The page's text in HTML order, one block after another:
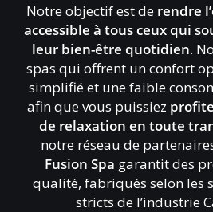
Notre objectif est de rendre
accessible à tous ceux qui
leur bien-être quotidien.
spas qui offrent un confort
simplifié et une faible
afin que vous puissiez
de relaxation en toute
notre réseau de
Fusion Spa garantit des
qualité, fabriqués selon les
stricts de l’industrie